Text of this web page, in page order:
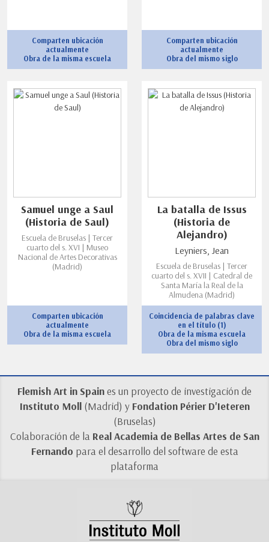
Comparten ubicación
actualmente
Obra de la misma escuela
Comparten ubicación
actualmente
Obra del mismo siglo
Samuel unge a Saul
(Historia de Saul)
Escuela de Bruselas | Tercer
cuarto del s. XVI | Museo
Nacional de Artes Decorativas
(Madrid)
Comparten ubicación
actualmente
Obra de la misma escuela
La batalla de Issus
(Historia de
Alejandro)
Leyniers, Jean
Escuela de Bruselas | Tercer
cuarto del s. XVII | Catedral de
Santa María la Real de la
Almudena (Madrid)
Coincidencia de palabras clave
en el título (1)
Obra de la misma escuela
Obra del mismo siglo
Flemish Art in Spaines un proyecto de investigación de
Instituto Moll(Madrid) y Fondation Périer D'Ieteren
(Bruselas)
Colaboración de la Real Academia de Bellas Artes de San
Fernando para el desarrollo del software de esta
plataforma